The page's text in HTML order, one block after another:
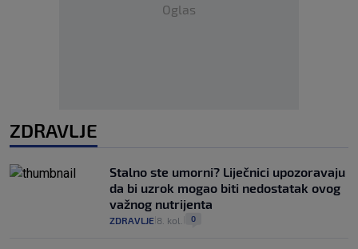
Oglas
ZDRAVLJE
Stalno ste umorni? Liječnici upozoravaju
da bi uzrok mogao biti nedostatak ovog
važnog nutrijenta
ZDRAVLJE 8. kol. 0